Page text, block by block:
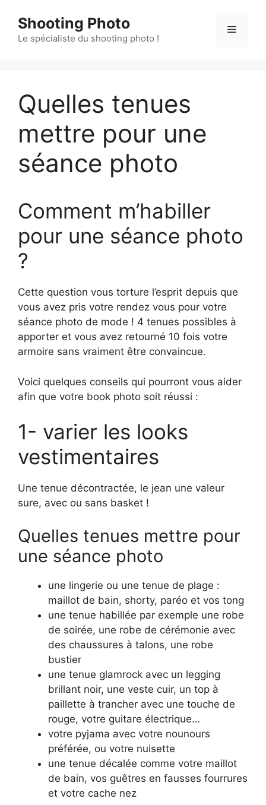
contenu
Shooting Photo
Le spécialiste du shooting photo !
Menu
Quelles tenues
mettre pour une
séance photo
Comment m’habiller
pour une séance photo
?
Cette question vous torture l’esprit depuis que
vous avez pris votre rendez vous pour votre
séance photo de mode ! 4 tenues possibles à
apporter et vous avez retourné 10 fois votre
armoire sans vraiment être convaincue.
Voici quelques conseils qui pourront vous aider
afin que votre book photo soit réussi :
1- varier les looks
vestimentaires
Une tenue décontractée, le jean une valeur
sure, avec ou sans basket !
Quelles tenues mettre pour
une séance photo
une lingerie ou une tenue de plage :
maillot de bain, shorty, paréo et vos tong
une tenue habillée par exemple une robe
de soirée, une robe de cérémonie avec
des chaussures à talons, une robe
bustier
une tenue glamrock avec un legging
brillant noir, une veste cuir, un top à
paillette à trancher avec une touche de
rouge, votre guitare électrique…
votre pyjama avec votre nounours
préférée, ou votre nuisette
une tenue décalée comme votre maillot
de bain, vos guêtres en fausses fourrures
et votre cache nez